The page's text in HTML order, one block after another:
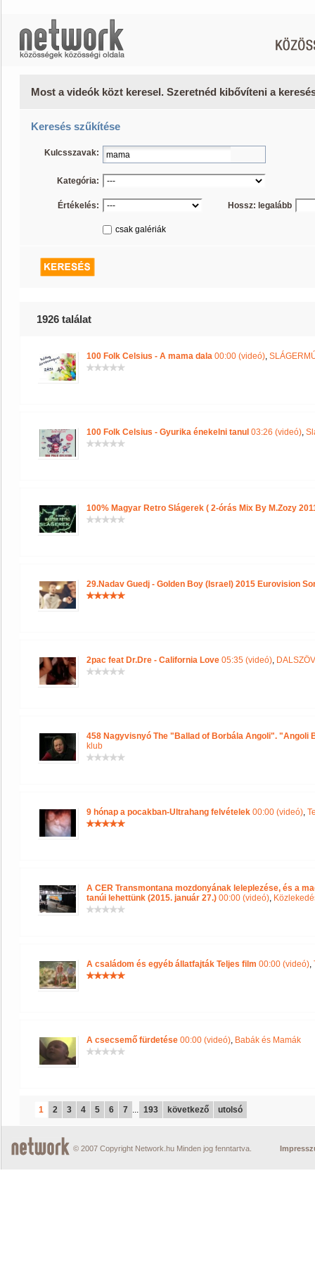
Most a videók közt keresel. Szeretnéd kibővíteni a
Keresés szűkítése
Kulcsszavak:
Kategória:
Értékelés: Hossz: legalább
csak galériák
1926 találat
100 Folk Celsius - A mama dala 00:00 (videó),
100 Folk Celsius - Gyurika énekelni tanul 03:26 (videó),
100% Magyar Retro Slágerek ( 2-órás Mix By M.Zozy
29.Nadav Guedj - Golden Boy (Israel) 2015 Eurovision
2pac feat Dr.Dre - California Love 05:35 (videó),
458 Nagyvisnyó The "Ballad of Borbála Angoli". "Angoli
klub
9 hónap a pocakban-Ultrahang felvételek 00:00 (videó),
A CER Transmontana mozdonyának leleplezése, és a
tanúi lehettünk (2015. január 27.) 00:00 (videó),
A családom és egyéb állatfajták Teljes film 00:00 (videó),
A csecsemő fürdetése 00:00 (videó), Babák és Mamák
1 2 3 4 5 6 7 ... 193 következő utolsó
© 2007 Copyright Network.hu Minden jog fenntartva.